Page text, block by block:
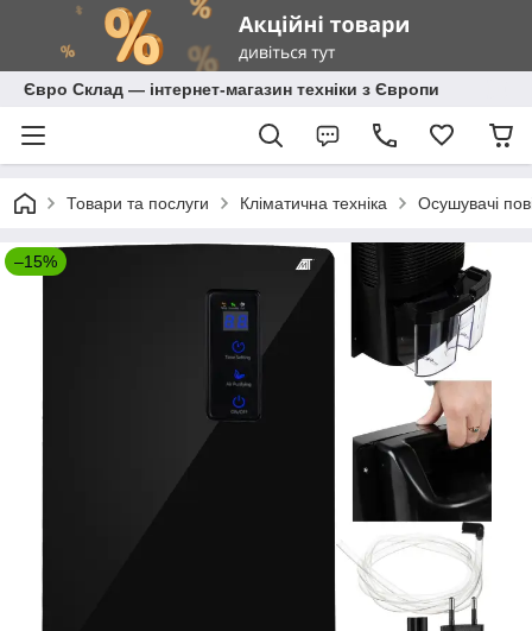
Євро Склад — інтернет-магазин техніки з Європи
Товари та послуги Кліматична техніка Осушувачі
–15%